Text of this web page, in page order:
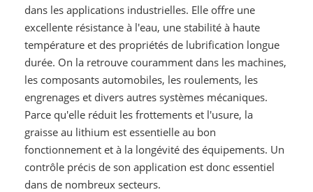
dans les applications industrielles. Elle offre une
excellente résistance à l'eau, une stabilité à haute
température et des propriétés de lubrification longue
durée. On la retrouve couramment dans les machines,
les composants automobiles, les roulements, les
engrenages et divers autres systèmes mécaniques.
Parce qu'elle réduit les frottements et l'usure, la
graisse au lithium est essentielle au bon
fonctionnement et à la longévité des équipements. Un
contrôle précis de son application est donc essentiel
dans de nombreux secteurs.